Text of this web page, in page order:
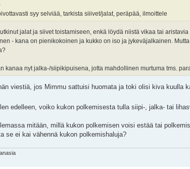
syy selviää, tarkista siiivet/jalat, peräpää, ilmoittele
jalat ja siivet toistamiseen, enkä löydä niistä vikaa tai
- kana on pienikokoinen ja kukko on iso ja jykeväjalkainen.
kanaa nyt jalka-/siipikipuisena, jotta mahdollinen murtuma tms.
viestiä, jos Mimmu sattuisi huomata ja toki olisi kiva kuulla
edelleen, voiko kukon polkemisesta tulla siipi-, jalka- tai
mitään, millä kukon polkemisen voisi estää tai
se ei kai vähennä kukon polkemishaluja?